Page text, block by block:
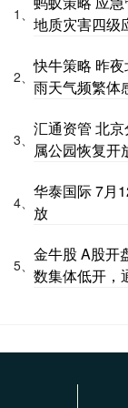
1、 地质灾害四级
2、
快牛策略 昨
雨天气频繁体
3、
汇通资管 北
属公园恢复开
4、
华泰国际 7月
放
5、
金牛股 A股开
数集体低开，